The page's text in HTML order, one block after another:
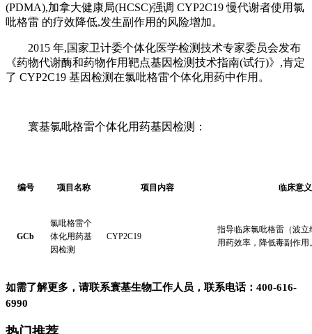
(PDMA),加拿大健康局(HCSC)强调 CYP2C19 慢代谢者使用氯
吡格雷 的疗效降低,发生副作用的风险增加。
2015 年,国家卫计委个体化医学检测技术专家委员会发布
《药物代谢酶和药物作用靶点基因检测技术指南(试行)》,肯定
了 CYP2C19 基因检测在氯吡格雷个体化用药中作用。
寰基氯吡格雷个体化用药基因检测：
编号 项目名称 项目内容 临床意义
GCb
氯吡格雷个
体化用药基
因检测
CYP2C19
指导临床氯吡格雷（波立
用药效率，降低毒副作用
如需了解更多，请联系寰基生物工作人员，联系电话：400-616-
6990